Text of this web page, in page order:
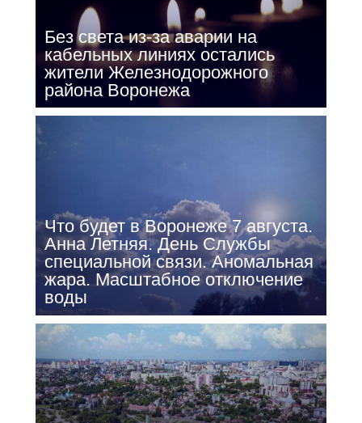
Без света из-за аварии на
кабельных линиях остались
жители Железнодорожного
района Воронежа
Что будет в Воронеже 7 августа.
Анна Летняя. День Службы
специальной связи. Аномальная
жара. Масштабное отключение
воды